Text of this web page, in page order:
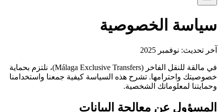
سياسة الخصوصية
آخر تحديث: نوفمبر 2025
في مالقة للنقل الفاخر (Málaga Exclusive Transfers)، نلتزم بحماية
خصوصيتك واحترامها. تشرح هذه السياسة كيفية جمعنا واستخدامنا
وحمايتنا لمعلوماتك الشخصية.
المسؤول عن معالجة البيانات